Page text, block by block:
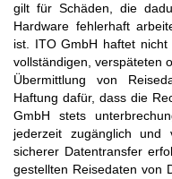
gilt für Schäden, die
Hardware fehlerhaft
ist. ITO GmbH haftet
vollständigen, verspäteten
Übermittlung von
Haftung dafür, dass die
GmbH stets
jederzeit zugänglich
sicherer Datentransfer
gestellten Reisedaten von